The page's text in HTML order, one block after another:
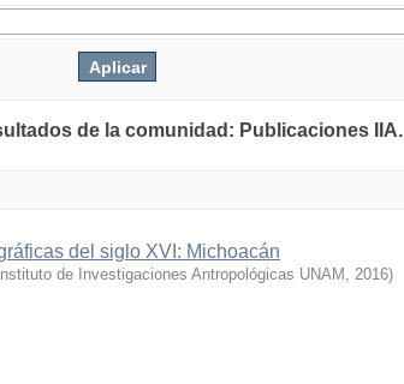
de la comunidad: Publicaciones IIA.
del siglo XVI: Michoacán
Instituto de Investigaciones Antropológicas UNAM , 2016)